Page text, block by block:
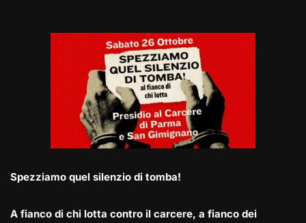
e
m
st
o
d
o
n
at
s
A
p
p
c
e
b
o
o
k
ai p
Spezziamo quel silenzio di tomba!
A fianco di chi lotta contro il carcere, a fianco dei